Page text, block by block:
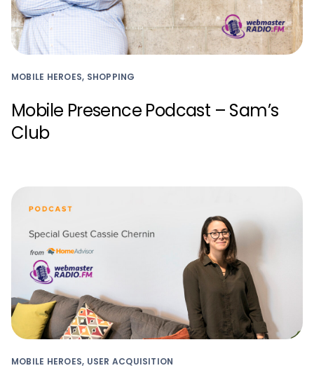
MOBILE HEROES, SHOPPING
Mobile Presence Podcast – Sam’s
Club
MOBILE HEROES, USER ACQUISITION